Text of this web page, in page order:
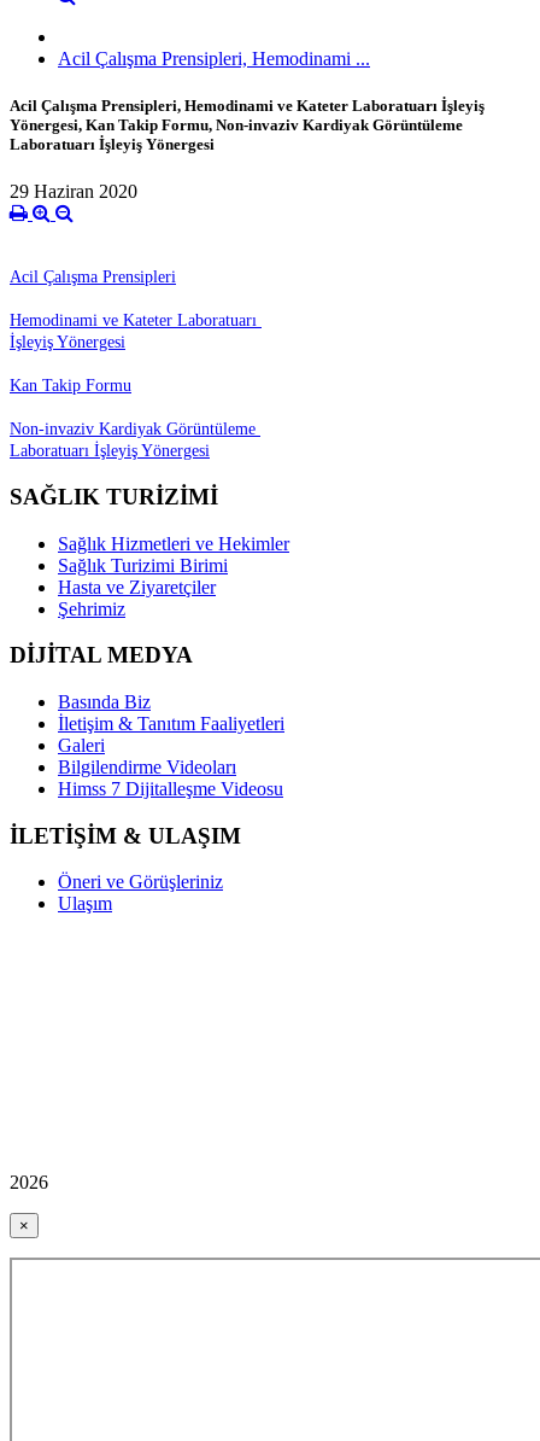
Acil Çalışma Prensipleri, Hemodinami ...
Acil Çalışma Prensipleri, Hemodinami ve Kateter Laboratuarı İşleyiş
Yönergesi, Kan Takip Formu, Non-invaziv Kardiyak Görüntüleme
Laboratuarı İşleyiş Yönergesi
29 Haziran 2020
Acil Çalışma Prensipleri
Hemodinami ve Kateter Laboratuarı
İşleyiş Yönergesi
Kan Takip Formu
Non-invaziv Kardiyak Görüntüleme
Laboratuarı İşleyiş Yönergesi
SAĞLIK TURİZİMİ
Sağlık Hizmetleri ve Hekimler
Sağlık Turizimi Birimi
Hasta ve Ziyaretçiler
Şehrimiz
DİJİTAL MEDYA
Basında Biz
İletişim & Tanıtım Faaliyetleri
Galeri
Bilgilendirme Videoları
Himss 7 Dijitalleşme Videosu
İLETİŞİM & ULAŞIM
Öneri ve Görüşleriniz
Ulaşım
2026
×